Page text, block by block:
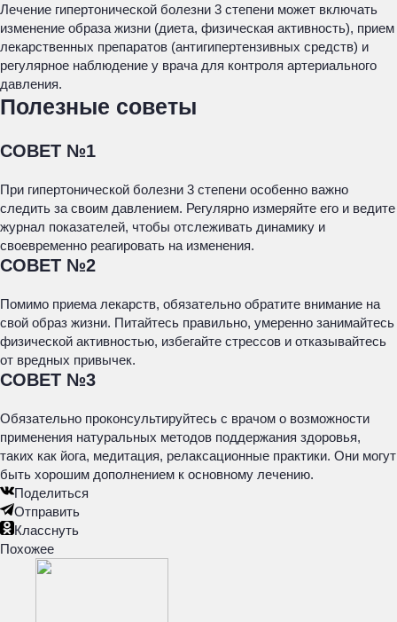
Лечение гипертонической болезни 3 степени может включать
изменение образа жизни (диета, физическая активность), прием
лекарственных препаратов (антигипертензивных средств) и
регулярное наблюдение у врача для контроля артериального
давления.
Полезные советы
СОВЕТ №1
При гипертонической болезни 3 степени особенно важно
следить за своим давлением. Регулярно измеряйте его и ведите
журнал показателей, чтобы отслеживать динамику и
своевременно реагировать на изменения.
СОВЕТ №2
Помимо приема лекарств, обязательно обратите внимание на
свой образ жизни. Питайтесь правильно, умеренно занимайтесь
физической активностью, избегайте стрессов и отказывайтесь
от вредных привычек.
СОВЕТ №3
Обязательно проконсультируйтесь с врачом о возможности
применения натуральных методов поддержания здоровья,
таких как йога, медитация, релаксационные практики. Они могут
быть хорошим дополнением к основному лечению.
Поделиться
Отправить
Класснуть
Похожее